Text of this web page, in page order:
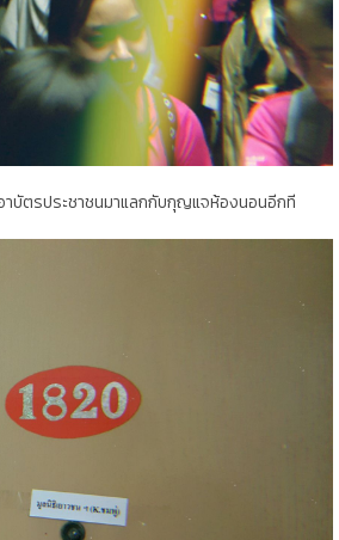
บัตรประชาชนมาแลกกับกุญแจห้องนอนอีกที